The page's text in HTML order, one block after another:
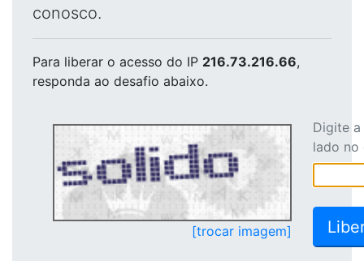
conosco.
Para liberar o acesso do IP 216.73.216.66,
responda ao desafio abaixo.
[trocar imagem]
Digite
lado no